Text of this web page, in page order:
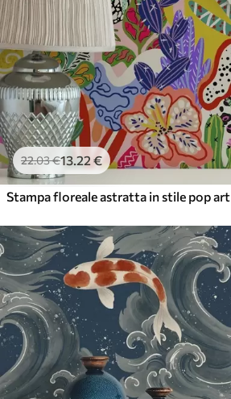
22.03€13.22€
Stampa floreale astratta in stile pop art